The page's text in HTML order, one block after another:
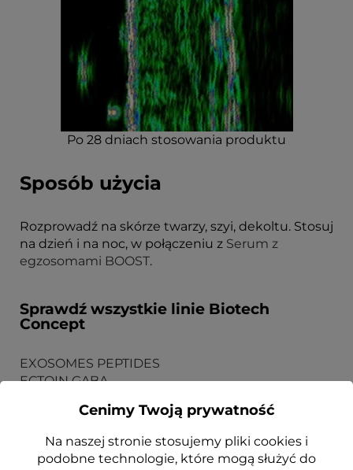
Po 28 dniach stosowania produktu
Sposób użycia
Rozprowadź na skórze twarzy, szyi, dekoltu. Stosuj
na dzień i na noc, w połączeniu z Serum z
egzosomami BOOST.
Sprawdź wszystkie linie Biotech
Concept
EXOSOMES PEPTIDES
ECTOIN GABA
Cenimy Twoją prywatność
Na naszej stronie stosujemy pliki cookies i
podobne technologie, które mogą służyć do